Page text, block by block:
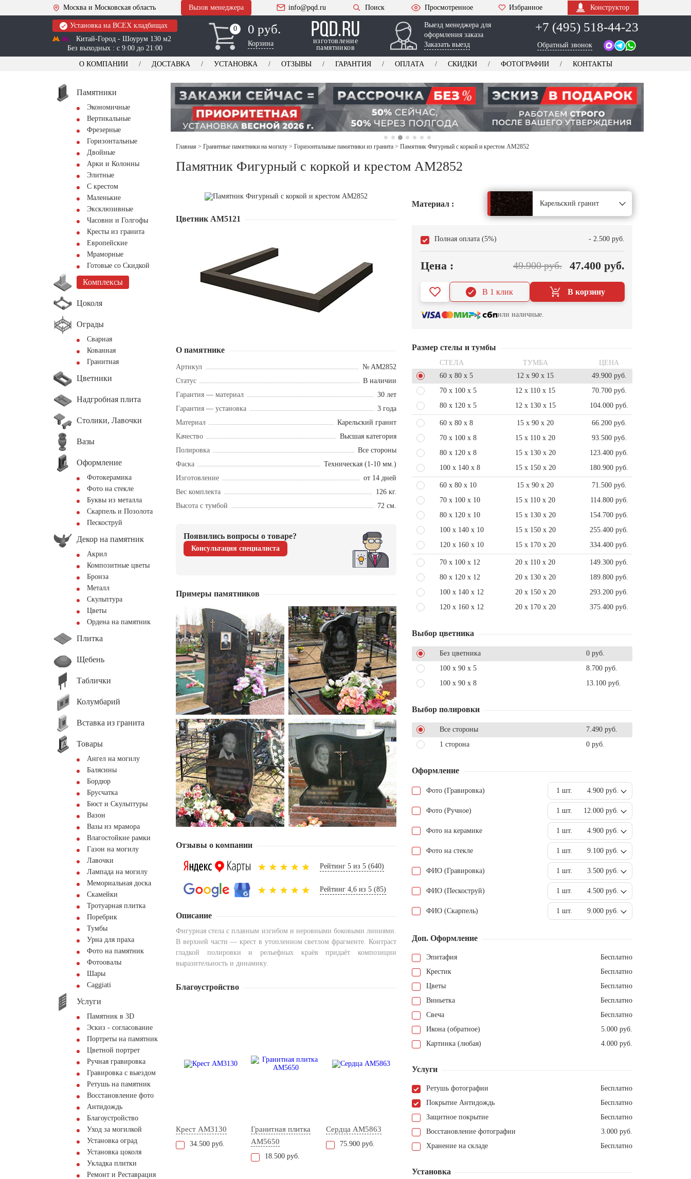
Москва и Московская область Вызов менеджера info@pqd.ru Поиск Просмотренное Избранное Конструктор
Установка на ВСЕХ кладбищах
Китай-Город - Шоурум 130 м2
Без выходных : с 9:00 до 21:00
0
0 0 руб.
Корзина
изготовление
памятников
Выезд менеджера для
оформления заказа
Заказать выезд
+7 (495) 518-44-23
Обратный звонок
О КОМПАНИИ ДОСТАВКА УСТАНОВКА ОТЗЫВЫ ГАРАНТИЯ ОПЛАТА СКИДКИ ФОТОГРАФИИ КОНТАКТЫ
Памятники
Экономичные
Вертикальные
Фрезерные
Горизонтальные
Двойные
Арки и Колонны
Элитные
С крестом
Маленькие
Эксклюзивные
Часовни и Голгофы
Кресты из гранита
Европейские
Мраморные
Готовые со Скидкой
Комплексы
Цоколя
Ограды
Сварная
Кованная
Гранитная
Цветники
Надгробная плита
Столики, Лавочки
Вазы
Оформление
Фотокерамика
Фото на стекле
Буквы из металла
Скарпель и Позолота
Пескоструй
Декор на памятник
Акрил
Композитные цветы
Бронза
Металл
Скульптура
Цветы
Ордена на памятник
Плитка
Щебень
Таблички
Колумбарий
Вставка из гранита
Товары
Ангел на могилу
Балясины
Бордюр
Брусчатка
Бюст и Скульптуры
Вазон
Вазы из мрамора
Влагостойкие рамки
Газон на могилу
Лавочки
Лампада на могилу
Мемориальная доска
Скамейки
Тротуарная плитка
Поребрик
Тумбы
Урна для праха
Фото на памятник
Фотоовалы
Шары
Сaggiati
Услуги
Памятник в 3D
Эскиз - согласование
Портреты на памятник
Цветной портрет
Ручная гравировка
Гравировка с выездом
Ретушь на памятник
Восстановление фото
Антидождь
Благоустройство
Уход за могилкой
Установка оград
Установка цоколя
Укладка плитки
Ремонт и Реставрация
Главная > Гранитные памятники на могилу > Горизонтальные памятники из гранита > Памятник Фигурный с коркой и крестом AM2852
Памятник Фигурный с коркой и крестом AM2852
Цветник АМ5121
О памятнике
Артикул
№ AM2852
Статус
В наличии
Гарантия — материал
30 лет
Гарантия — установка
3 года
Материал
Карельский гранит
Качество
Высшая категория
Полировка
Все стороны
Фаска
Техническая (1-10 мм.)
Изготовление
от 14 дней
Вес комплекта
126 кг.
Высота с тумбой
72 см.
Появились вопросы о товаре?
Консультация специалиста
Примеры памятников
Отзывы о компании
Рейтинг 5 из 5 (640)
Рейтинг 4,6 из 5 (85)
Описание
Фигурная стела с плавным изгибом и неровными боковыми линиями.
В верхней части — крест в утопленном светлом фрагменте. Контраст
гладкой полировки и рельефных краёв придаёт композиции
выразительность и динамику.
Благоустройство
Крест AM3130
34.500 руб.
Гранитная плитка
AM5650
18.500 руб.
Сердца AM5863
75.900 руб.
Материал : Карельский гранит
Полная оплата (5%) - 2.500 руб.
Цена : 49.900 руб. 47.400 руб.
В корзину
В 1 клик
или наличные.
Размер стелы и тумбы
СТЕЛА ТУМБА
ЦЕНА
60 x 80 x 5
12 x 90 x 15
49.900 руб.
70 x 100 x 5
12 x 110 x 15
70.700 руб.
80 x 120 x 5
12 x 130 x 15 104.000 руб.
60 x 80 x 8 15 x 90 x 20
66.200 руб.
70 x 100 x 8
15 x 110 x 20
93.500 руб.
80 x 120 x 8
15 x 130 x 20
123.400 руб.
100 x 140 x 8
15 x 150 x 20 180.900 руб.
60 x 80 x 10 15 x 90 x 20
71.500 руб.
70 x 100 x 10
15 x 110 x 20
114.800 руб.
80 x 120 x 10
15 x 130 x 20
154.700 руб.
100 x 140 x 10
15 x 150 x 20
255.400 руб.
120 x 160 x 10
15 x 170 x 20 334.400 руб.
70 x 100 x 12 20 x 110 x 20
149.300 руб.
80 x 120 x 12
20 x 130 x 20
189.800 руб.
100 x 140 x 12
20 x 150 x 20
293.200 руб.
120 x 160 x 12
20 x 170 x 20 375.400 руб.
Выбор цветника
Без цветника
0 руб.
100 x 90 x 5
8.700 руб.
100 x 90 x 8
13.100 руб.
Выбор полировки
Все стороны
7.490 руб.
1 сторона
0 руб.
Оформление
Фото (Гравировка) 1 шт. 4.900 руб.
Фото (Ручное) 1 шт. 12.000 руб.
Фото на керамике 1 шт. 4.900 руб.
Фото на стекле 1 шт. 9.100 руб.
ФИО (Гравировка) 1 шт. 3.500 руб.
ФИО (Пескоструй) 1 шт. 4.500 руб.
ФИО (Скарпель) 1 шт. 9.000 руб.
Доп. Оформление
Эпитафия
Бесплатно
Крестик
Бесплатно
Цветы
Бесплатно
Виньетка
Бесплатно
Свеча
Бесплатно
Икона (обратное)
5.000 руб.
Картинка (любая)
4.000 руб.
Услуги
Ретушь фотографии
Бесплатно
Покрытие Антидождь
Бесплатно
Защитное покрытие
Бесплатно
Восстановление фотографии
3.000 руб.
Хранение на складе
Бесплатно
Установка